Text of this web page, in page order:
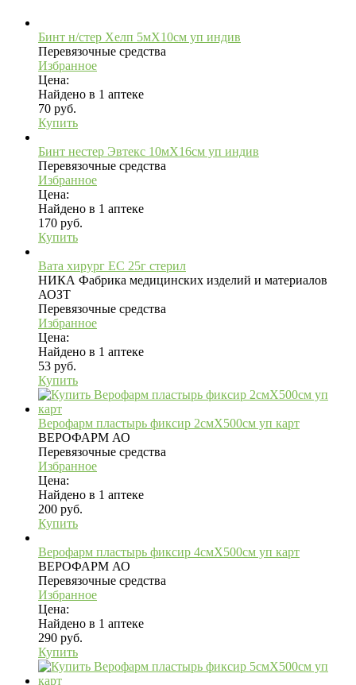
Бинт н/стер Хелп 5мX10см уп индив
Перевязочные средства
Избранное
Цена:
Найдено в 1 аптеке
70 руб.
Купить
Бинт нестер Эвтекс 10мX16см уп индив
Перевязочные средства
Избранное
Цена:
Найдено в 1 аптеке
170 руб.
Купить
Вата хирург ЕС 25г стерил
НИКА Фабрика медицинских изделий и материалов
АОЗТ
Перевязочные средства
Избранное
Цена:
Найдено в 1 аптеке
53 руб.
Купить
Верофарм пластырь фиксир 2смX500см уп карт
ВЕРОФАРМ АО
Перевязочные средства
Избранное
Цена:
Найдено в 1 аптеке
200 руб.
Купить
Верофарм пластырь фиксир 4смX500см уп карт
ВЕРОФАРМ АО
Перевязочные средства
Избранное
Цена:
Найдено в 1 аптеке
290 руб.
Купить